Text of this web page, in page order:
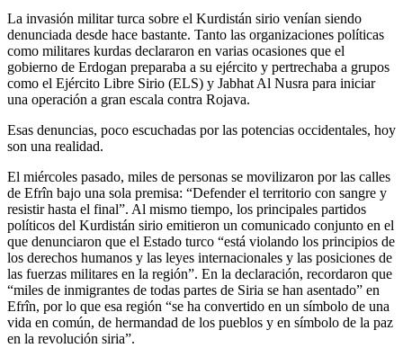
La invasión militar turca sobre el Kurdistán sirio venían siendo
denunciada desde hace bastante. Tanto las organizaciones políticas
como militares kurdas declararon en varias ocasiones que el
gobierno de Erdogan preparaba a su ejército y pertrechaba a grupos
como el Ejército Libre Sirio (ELS) y Jabhat Al Nusra para iniciar
una operación a gran escala contra Rojava.
Esas denuncias, poco escuchadas por las potencias occidentales, hoy
son una realidad.
El miércoles pasado, miles de personas se movilizaron por las calles
de Efrîn bajo una sola premisa: “Defender el territorio con sangre y
resistir hasta el final”. Al mismo tiempo, los principales partidos
políticos del Kurdistán sirio emitieron un comunicado conjunto en el
que denunciaron que el Estado turco “está violando los principios de
los derechos humanos y las leyes internacionales y las posiciones de
las fuerzas militares en la región”. En la declaración, recordaron que
“miles de inmigrantes de todas partes de Siria se han asentado” en
Efrîn, por lo que esa región “se ha convertido en un símbolo de una
vida en común, de hermandad de los pueblos y en símbolo de la paz
en la revolución siria”.